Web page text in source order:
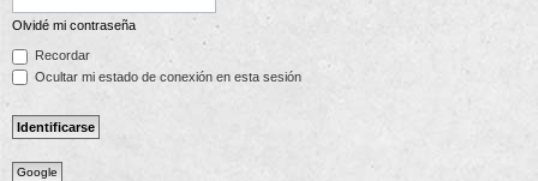
Olvidé mi contraseña
Recordar
Ocultar mi estado de conexión en esta sesión
Google